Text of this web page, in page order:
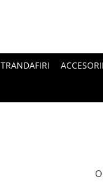
TRANDAFIRI ACCESORII